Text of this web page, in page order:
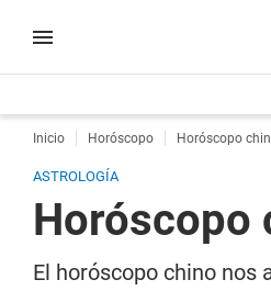
Inicio Horóscopo Horóscopo
ASTROLOGÍA
Horóscopo
El horóscopo chino nos